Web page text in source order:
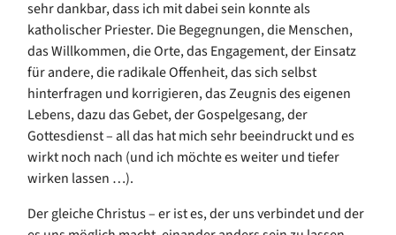
sehr dankbar, dass ich mit dabei sein konnte als
katholischer Priester. Die Begegnungen, die Menschen,
das Willkommen, die Orte, das Engagement, der Einsatz
für andere, die radikale Offenheit, das sich selbst
hinterfragen und korrigieren, das Zeugnis des eigenen
Lebens, dazu das Gebet, der Gospelgesang, der
Gottesdienst – all das hat mich sehr beeindruckt und es
wirkt noch nach (und ich möchte es weiter und tiefer
wirken lassen …).
Der gleiche Christus – er ist es, der uns verbindet und der